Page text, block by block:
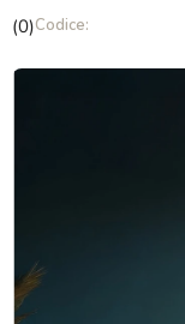
La
media
(0)